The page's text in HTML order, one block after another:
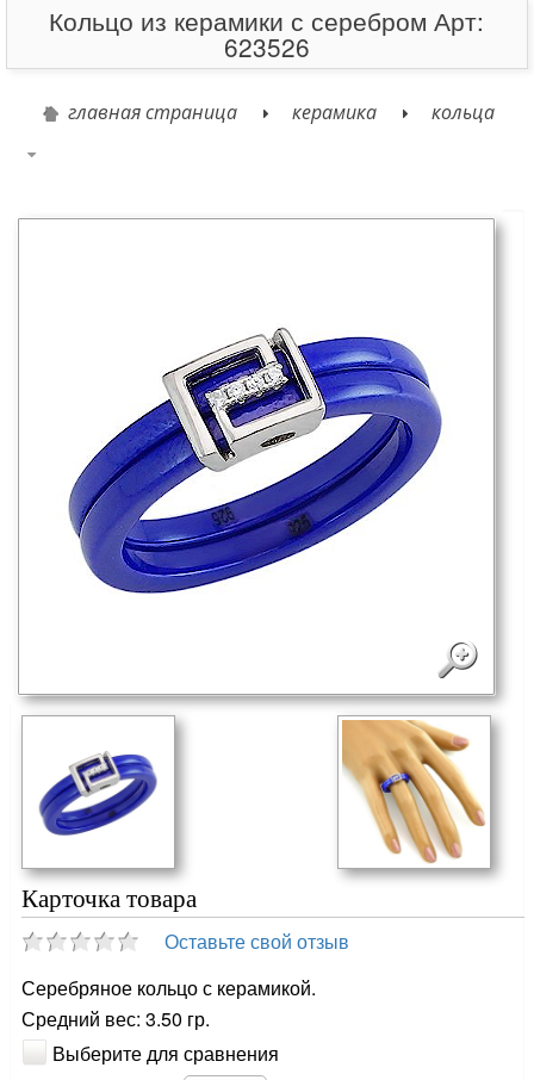
Кольцо из керамики с серебром Арт:
623526
главная страница керамика кольца
Карточка товара
Оставьте свой отзыв
Серебряное кольцо с керамикой.
Средний вес: 3.50 гр.
Выберите для сравнения